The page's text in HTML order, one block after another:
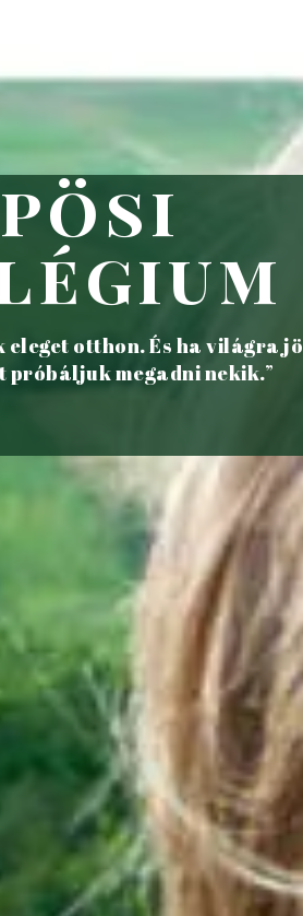
otthon. És ha világra
próbáljuk megadni nekik.”